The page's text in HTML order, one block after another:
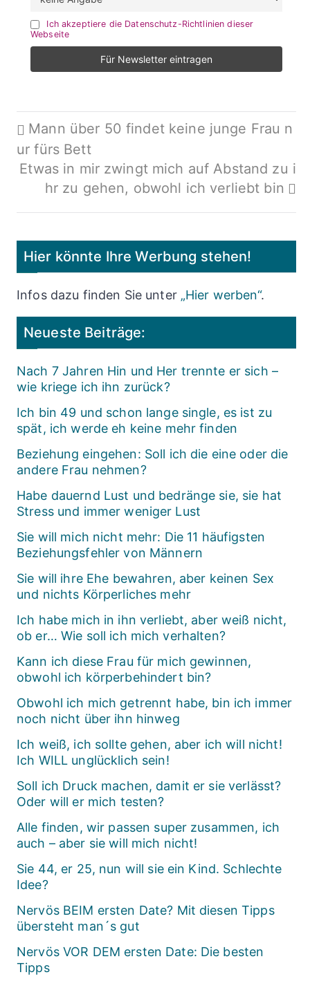
Ich akzeptiere die Datenschutz-Richtlinien dieser
Webseite
Beitragsnavigation
Mann über 50 findet keine junge Frau n
ur fürs Bett
Etwas in mir zwingt mich auf Abstand zu i
hr zu gehen, obwohl ich verliebt bin
Hier könnte Ihre Werbung stehen!
Infos dazu finden Sie unter „Hier werben“.
Neueste Beiträge:
Nach 7 Jahren Hin und Her trennte er sich –
wie kriege ich ihn zurück?
Ich bin 49 und schon lange single, es ist zu
spät, ich werde eh keine mehr finden
Beziehung eingehen: Soll ich die eine oder die
andere Frau nehmen?
Habe dauernd Lust und bedränge sie, sie hat
Stress und immer weniger Lust
Sie will mich nicht mehr: Die 11 häufigsten
Beziehungsfehler von Männern
Sie will ihre Ehe bewahren, aber keinen Sex
und nichts Körperliches mehr
Ich habe mich in ihn verliebt, aber weiß nicht,
ob er… Wie soll ich mich verhalten?
Kann ich diese Frau für mich gewinnen,
obwohl ich körperbehindert bin?
Obwohl ich mich getrennt habe, bin ich immer
noch nicht über ihn hinweg
Ich weiß, ich sollte gehen, aber ich will nicht!
Ich WILL unglücklich sein!
Soll ich Druck machen, damit er sie verlässt?
Oder will er mich testen?
Alle finden, wir passen super zusammen, ich
auch – aber sie will mich nicht!
Sie 44, er 25, nun will sie ein Kind. Schlechte
Idee?
Nervös BEIM ersten Date? Mit diesen Tipps
übersteht man´s gut
Nervös VOR DEM ersten Date: Die besten
Tipps